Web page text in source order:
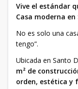
Vive el estándar
Casa moderna
No es solo una
tengo”.
Ubicada en Santo
m² de
orden, estética y